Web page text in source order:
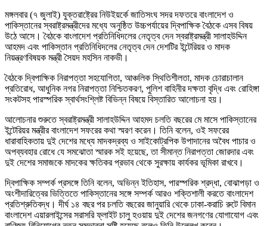
মঙ্গলবার (৭ জুলাই) যুক্তরাষ্ট্রের নিউইয়র্কে জাতিসংঘ সদর দফতরে বাংলাদেশ ও
পাকিস্তানের স্বরাষ্ট্রমন্ত্রীদের মধ্যে অনুষ্ঠিত উচ্চপর্যায়ের দ্বিপাক্ষিক বৈঠকে এসব বিষয়
উঠে আসে। বৈঠকে বাংলাদেশ প্রতিনিধিদলের নেতৃত্ব দেন স্বরাষ্ট্রমন্ত্রী সালাহউদ্দিন
আহমদ এবং পাকিস্তান প্রতিনিধিদলের নেতৃত্ব দেন দেশটির ইন্টেরিয়র ও মাদক
নিয়ন্ত্রণবিষয়ক মন্ত্রী সৈয়দ মহসিন নাকভী।
বৈঠকে দ্বিপাক্ষিক নিরাপত্তা সহযোগিতা, আঞ্চলিক স্থিতিশীলতা, মাদক চোরাচালান
প্রতিরোধ, আধুনিক নগর নিরাপত্তা নিশ্চিতকরণ, পুলিশ বাহিনীর দক্ষতা বৃদ্ধি এবং রোহিঙ্গা
সংকটসহ পারস্পরিক স্বার্থসংশ্লিষ্ট বিভিন্ন বিষয়ে বিস্তারিত আলোচনা হয়।
আলোচনার শুরুতে স্বরাষ্ট্রমন্ত্রী সালাহউদ্দিন আহমদ চলতি বছরের মে মাসে পাকিস্তানের
ইন্টেরিয়র মন্ত্রীর বাংলাদেশ সফরের কথা স্মরণ করেন। তিনি বলেন, ওই সফরের
ধারাবাহিকতায় দুই দেশের মধ্যে মাদকদ্রব্য ও সাইকোট্রপিক উপাদানের অবৈধ পাচার ও
অপব্যবহার রোধে যে সমঝোতা স্মারক সই হয়েছে, তা সীমান্ত নিরাপত্তা জোরদার এবং
দুই দেশের সমাজকে মাদকের ক্ষতিকর প্রভাব থেকে সুরক্ষায় কার্যকর ভূমিকা রাখবে।
দ্বিপাক্ষিক সম্পর্ক প্রসঙ্গে তিনি বলেন, অভিন্ন ইতিহাস, পারস্পরিক শ্রদ্ধা, বোঝাপড়া ও
অংশীদারিত্বের ভিত্তিতে পাকিস্তানের সঙ্গে সম্পর্ক আরও শক্তিশালী করতে বাংলাদেশ
প্রতিশ্রুতিবদ্ধ। দীর্ঘ ১৪ বছর পর চলতি বছরের জানুয়ারি থেকে ঢাকা-করাচি রুটে বিমান
বাংলাদেশ এয়ারলাইন্সের সরাসরি ফ্লাইট চালু হওয়ায় দুই দেশের জনগণের যোগাযোগ এবং